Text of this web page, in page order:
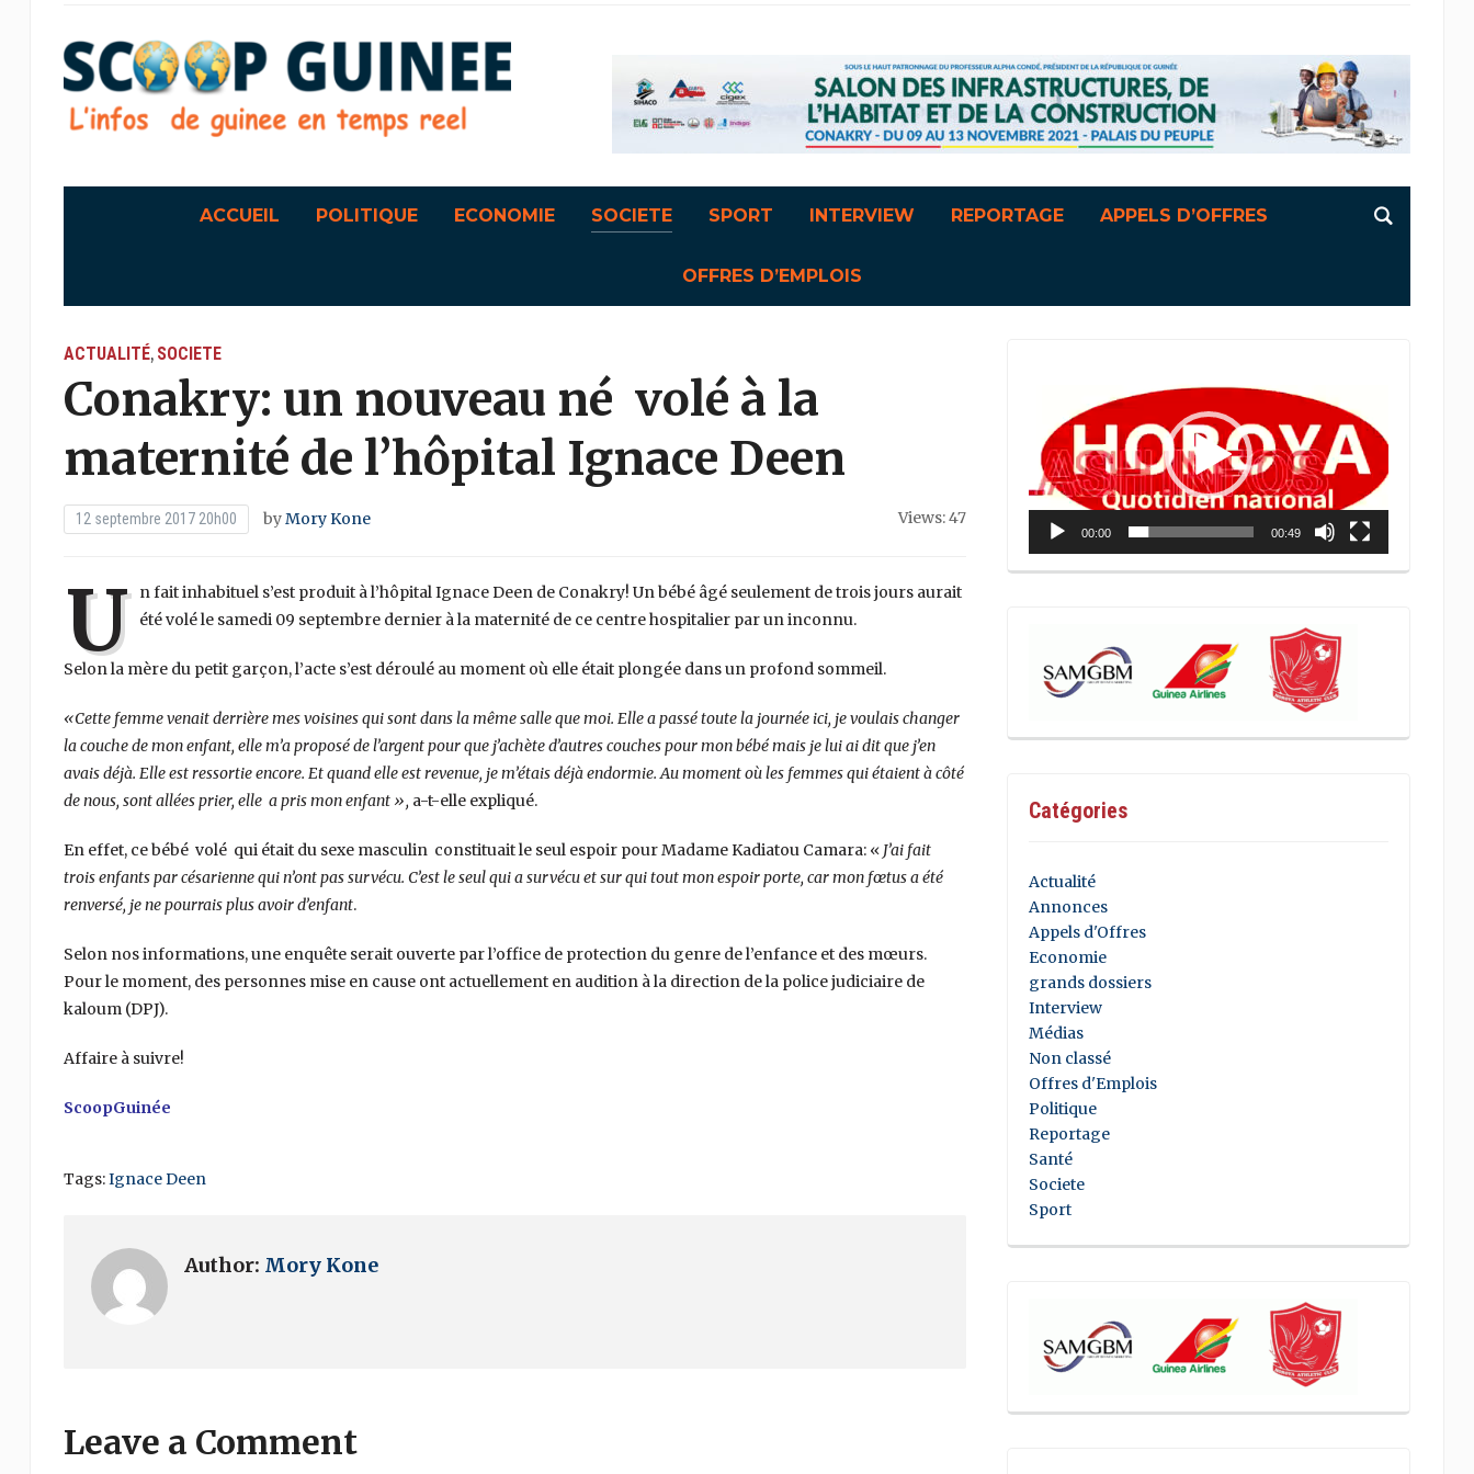
ACCUEIL POLITIQUE ECONOMIE SOCIETE SPORT INTERVIEW REPORTAGE APPELS D’OFFRES
OFFRES D’EMPLOIS
ACTUALITÉ, SOCIETE
Conakry: un nouveau né volé à la
maternité de l’hôpital Ignace Deen
12 septembre 2017 20h00 byMory Kone Views: 47
U
n fait inhabituel s’est produit à l’hôpital Ignace Deen de Conakry! Un bébé âgé seulement de trois jours aurait
été volé le samedi 09 septembre dernier à la maternité de ce centre hospitalier par un inconnu.
Selon la mère du petit garçon, l’acte s’est déroulé au moment où elle était plongée dans un profond sommeil.
«Cette femme venait derrière mes voisines qui sont dans la même salle que moi. Elle a passé toute la journée ici, je voulais changer
la couche de mon enfant, elle m’a proposé de l’argent pour que j’achète d’autres couches pour mon bébé mais je lui ai dit que j’en
avais déjà. Elle est ressortie encore. Et quand elle est revenue, je m’étais déjà endormie. Au moment où les femmes qui étaient à côté
de nous, sont allées prier, elle a pris mon enfant », a-t-elle expliqué.
En effet, ce bébé volé qui était du sexe masculin constituait le seul espoir pour Madame Kadiatou Camara: « J’ai fait
trois enfants par césarienne qui n’ont pas survécu. C’est le seul qui a survécu et sur qui tout mon espoir porte, car mon fœtus a été
renversé, je ne pourrais plus avoir d’enfant.
Selon nos informations, une enquête serait ouverte par l’office de protection du genre de l’enfance et des mœurs.
Pour le moment, des personnes mise en cause ont actuellement en audition à la direction de la police judiciaire de
kaloum (DPJ).
Affaire à suivre!
ScoopGuinée
Tags:Ignace Deen
Author: Mory Kone
Leave a Comment
00:00 00:49
Catégories
Actualité
Annonces
Appels d'Offres
Economie
grands dossiers
Interview
Médias
Non classé
Offres d'Emplois
Politique
Reportage
Santé
Societe
Sport